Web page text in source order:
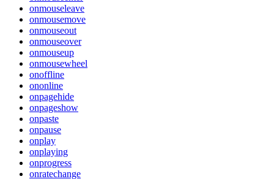
onmouseleave
onmousemove
onmouseout
onmouseover
onmouseup
onmousewheel
onoffline
ononline
onpagehide
onpageshow
onpaste
onpause
onplay
onplaying
onprogress
onratechange